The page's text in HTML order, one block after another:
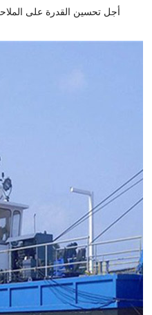
أجل تحسين القدرة على